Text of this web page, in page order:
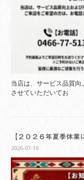
当店は、サービス品質
させていただいてお
【２０２６年夏季休業
2026-07-16